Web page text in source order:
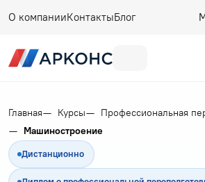
О компанииКонтактыБлог
Главная Курсы
Профессиональная
Машиностроение
Дистанционно